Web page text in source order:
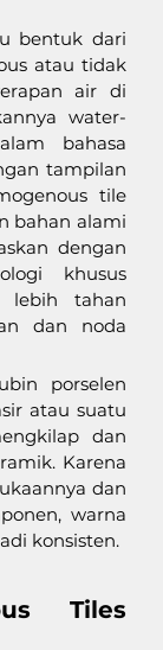
bentuk dari
atau tidak
air di
water-
bahasa
tampilan
tile
bahan alami
dengan
khusus
lebih tahan
dan noda
porselen
atau suatu
dan
Karena
dan
warna
konsisten.
Tiles